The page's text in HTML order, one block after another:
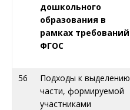
дошкольного
образования в
рамках требований
ФГОС
56
Подходы к выделению
части, формируемой
участниками